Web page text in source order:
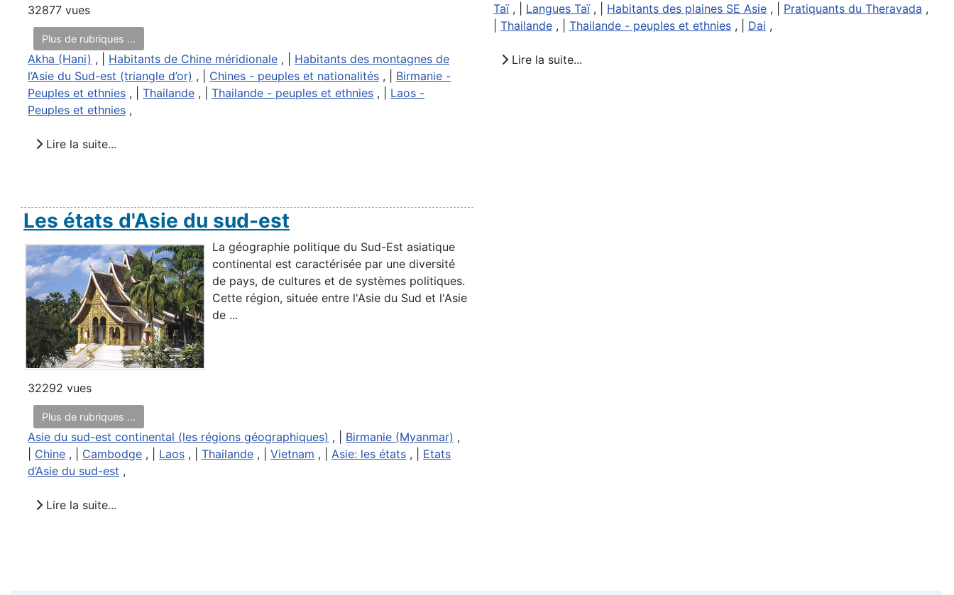
32877 vues
Plus de rubriques ...
Akha (Hani) , | Habitants de Chine méridionale , | Habitants des montagnes de
l’Asie du Sud-est (triangle d’or) , | Chines - peuples et nationalités , | Birmanie -
Peuples et ethnies , |Thailande , |Thailande - peuples et ethnies , | Laos -
Peuples et ethnies ,
Lire la suite...
Taï, | Langues Taï, | Habitants des plaines SE Asie, | Pratiquants du Theravada ,
Thailande, | Thailande - peuples et ethnies, | Dai ,
Lire la suite...
Les états d'Asie du sud-est
La géographie politique du Sud-Est asiatique
continental est caractérisée par une diversité
de pays, de cultures et de systèmes politiques.
Cette région, située entre l'Asie du Sud et l'Asie
de ...
32292 vues
Plus de rubriques ...
Asie du sud-est continental (les régions géographiques) , | Birmanie (Myanmar) ,
Chine , | Cambodge , | Laos , |Thailande , |Vietnam , | Asie: les états , | Etats
d’Asie du sud-est ,
Lire la suite...